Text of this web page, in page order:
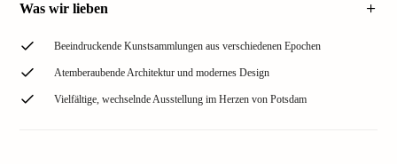
Was wir lieben
Beeindruckende Kunstsammlungen aus verschiedenen Epochen
Atemberaubende Architektur und modernes Design
Vielfältige, wechselnde Ausstellung im Herzen von Potsdam